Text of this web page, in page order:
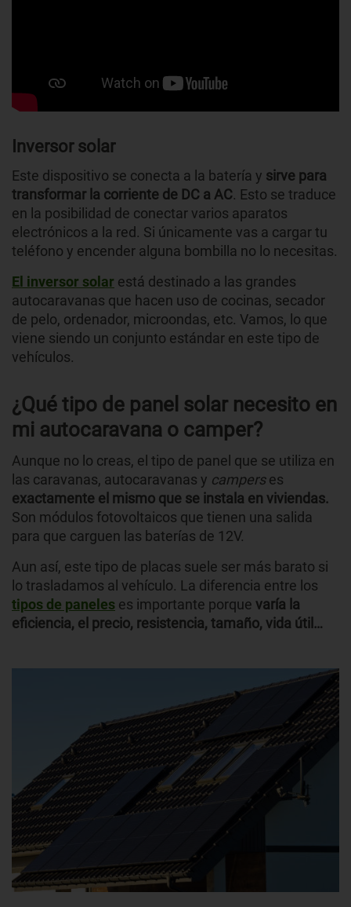
Inversor solar
Este dispositivo se conecta a la batería y sirve para
transformar la corriente de DC a AC. Esto se traduce
en la posibilidad de conectar varios aparatos
electrónicos a la red. Si únicamente vas a cargar tu
teléfono y encender alguna bombilla no lo necesitas.
El inversor solar está destinado a las grandes
autocaravanas que hacen uso de cocinas, secador
de pelo, ordenador, microondas, etc. Vamos, lo que
viene siendo un conjunto estándar en este tipo de
vehículos.
¿Qué tipo de panel solar necesito en
mi autocaravana o camper?
Aunque no lo creas, el tipo de panel que se utiliza en
las caravanas, autocaravanas y camperses
exactamente el mismo que se instala en viviendas.
Son módulos fotovoltaicos que tienen una salida
para que carguen las baterías de 12V.
Aun así, este tipo de placas suele ser más barato si
lo trasladamos al vehículo. La diferencia entre los
tipos de paneles es importante porque varía la
eficiencia, el precio, resistencia, tamaño, vida útil…